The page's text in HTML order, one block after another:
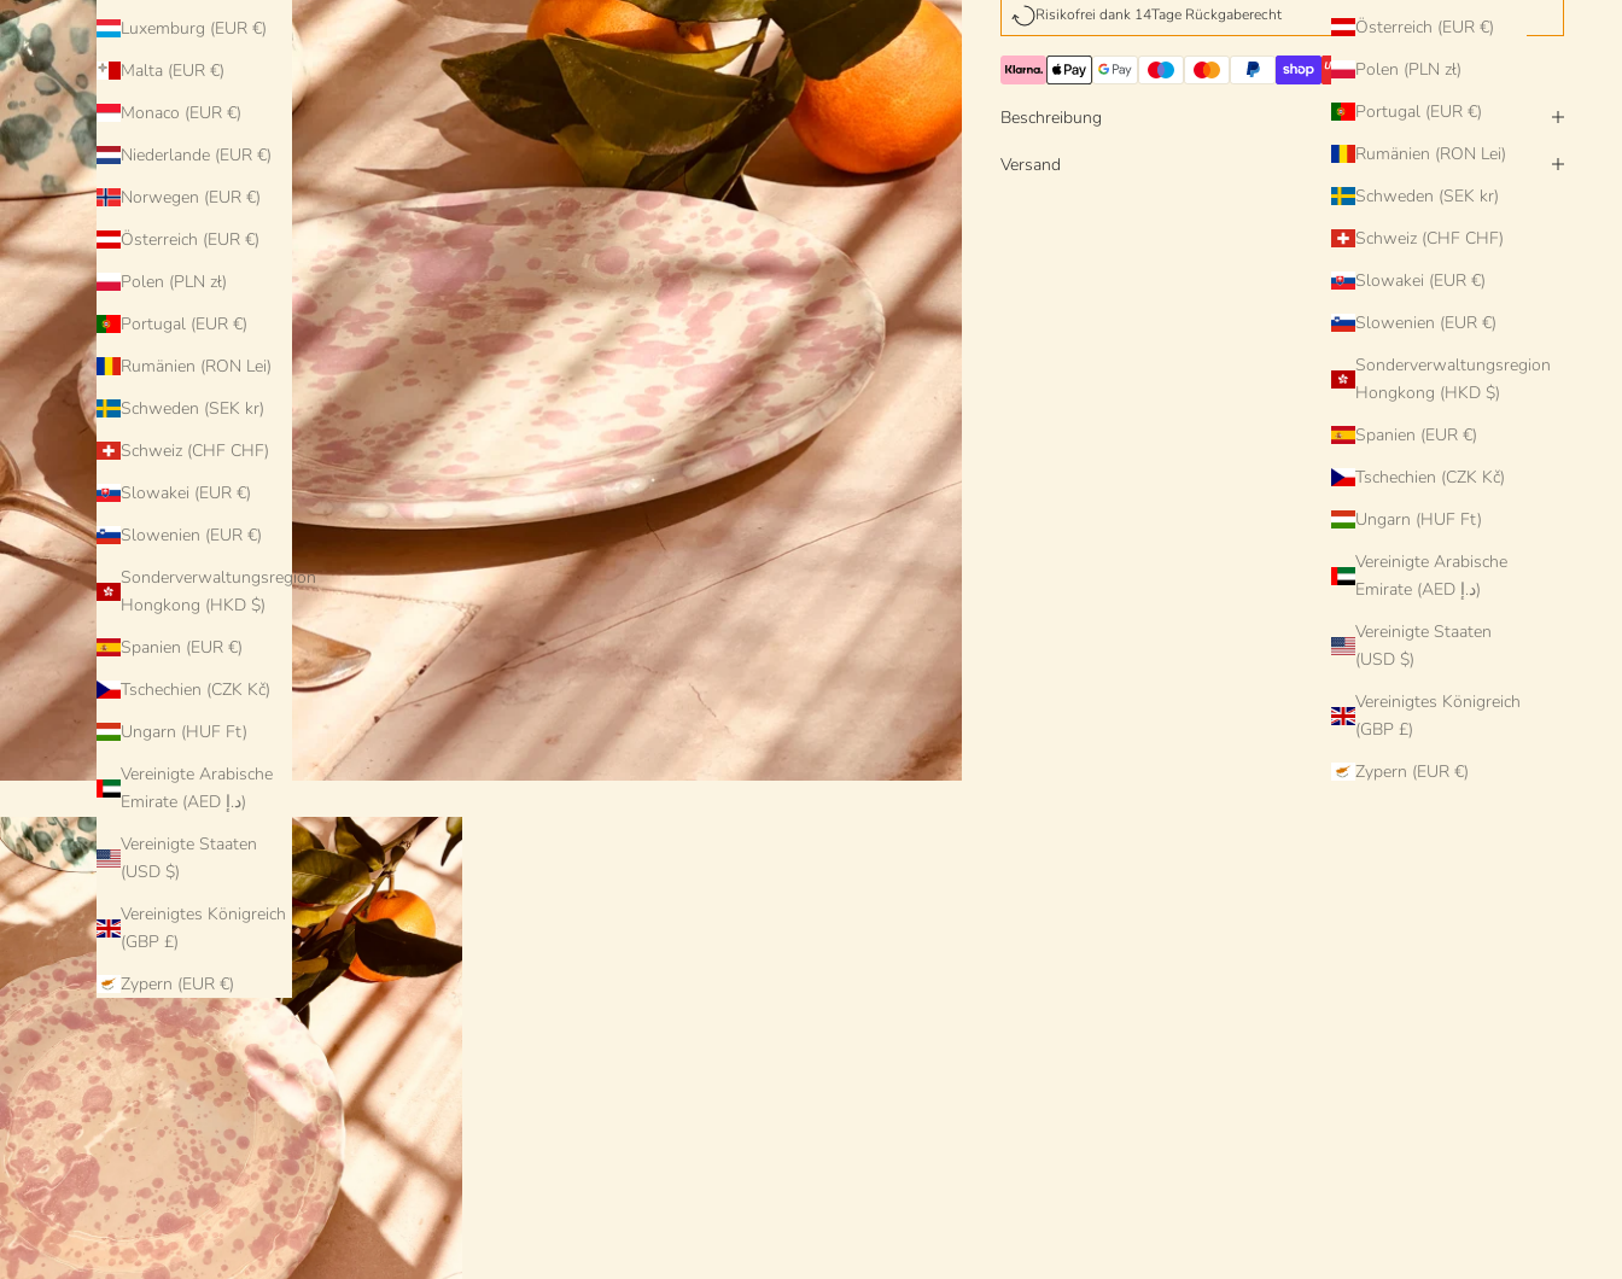
Österreich (EUR €)
Polen (PLN zł)
Portugal (EUR €)
Rumänien (RON Lei)
Schweden (SEK kr)
Schweiz (CHF CHF)
Slowakei (EUR €)
Slowenien (EUR €)
Sonderverwaltungsregion
Hongkong (HKD $)
Spanien (EUR €)
Tschechien (CZK Kč)
Ungarn (HUF Ft)
Vereinigte Arabische
Emirate (AED د.إ)
Vereinigte Staaten
(USD $)
Vereinigtes Königreich
(GBP £)
Zypern (EUR €)
Luxemburg (EUR €)
Malta (EUR €)
Monaco (EUR €)
Niederlande (EUR €)
Norwegen (EUR €)
Österreich (EUR €)
Polen (PLN zł)
Portugal (EUR €)
Rumänien (RON Lei)
Schweden (SEK kr)
Schweiz (CHF CHF)
Slowakei (EUR €)
Slowenien (EUR €)
Sonderverwaltungsregion
Hongkong (HKD $)
Spanien (EUR €)
Tschechien (CZK Kč)
Ungarn (HUF Ft)
Vereinigte Arabische
Emirate (AED د.إ)
Vereinigte Staaten
(USD $)
Vereinigtes Königreich
(GBP £)
Zypern (EUR €)
Risikofrei dank 14Tage Rückgaberecht
Beschreibung
Versand
Join the STUDiO
RiViERA famiglia